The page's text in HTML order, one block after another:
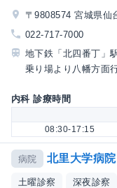
〒9808574 宮城県仙
022-717-7000
地下鉄「北四番丁」
乗り場より八幡方面
内科 診療時間
08:30-17:15
病院 北里大学病院
土曜診察 深夜診察